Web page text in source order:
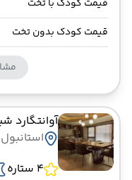
قیمت کودک با تخت
قیمت کودک بدون تخت
آوانتگارد
استانبول
4 ستاره